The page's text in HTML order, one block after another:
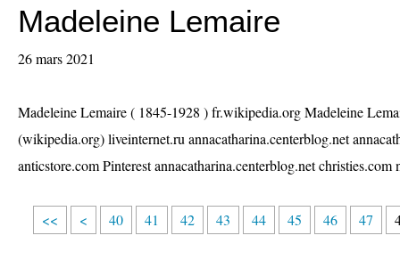
Madeleine Lemaire
26 mars 2021
Madeleine Lemaire ( 1845-1928 ) fr.wikipedia.org Madeleine
(wikipedia.org) liveinternet.ru annacatharina.centerblog.net
anticstore.com Pinterest annacatharina.centerblog.net christies.com
<< <
1
2
3
40 41 42 43 44 45 46 47